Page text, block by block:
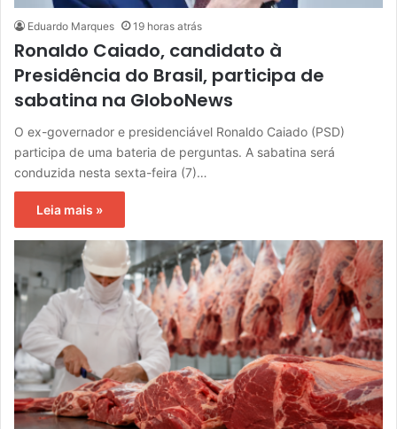
Eduardo Marques 19 horas atrás
Ronaldo Caiado, candidato à
Presidência do Brasil, participa de
sabatina na GloboNews
O ex-governador e presidenciável Ronaldo Caiado (PSD)
participa de uma bateria de perguntas. A sabatina será
conduzida nesta sexta-feira (7)…
Leia mais »